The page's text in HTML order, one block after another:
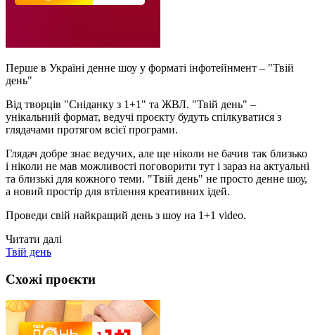
Перше в Україні денне шоу у форматі інфотейнмент – "Твій
день"
Від творців "Сніданку з 1+1" та ЖВЛ. "Твій день" –
унікальний формат, ведучі проєкту будуть спілкуватися з
глядачами протягом всієї програми.
Глядач добре знає ведучих, але ще ніколи не бачив так близько
і ніколи не мав можливості поговорити тут і зараз на актуальні
та близькі для кожного теми. "Твій день" не просто денне шоу,
а новий простір для втілення креативних ідей.
Проведи свій найкращий день з шоу на 1+1 video.
Читати далі
Твій день
Схожі проєкти